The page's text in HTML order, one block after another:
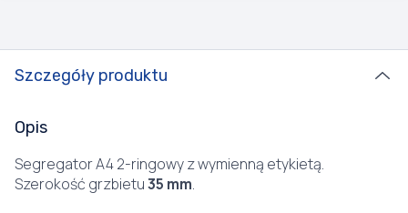
Szczegóły produktu
Opis
Segregator A4 2-ringowy z wymienną etykietą.
Szerokość grzbietu35 mm.